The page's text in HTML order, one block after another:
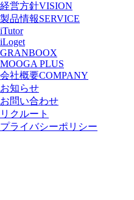
経営方針VISION
製品情報SERVICE
iTutor
iLoget
GRANBOOX
MOOGA PLUS
会社概要COMPANY
お知らせ
お問い合わせ
リクルート
プライバシーポリシー